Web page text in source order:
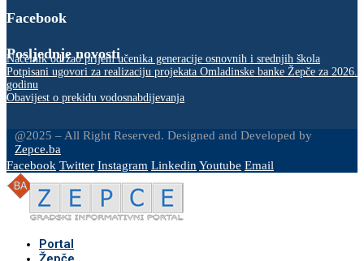
Facebook
Posljednje novosti
Načelnik održao prijem učenika generacije osnovnih i srednjih škola
Potpisani ugovori za realizaciju projekata Omladinske banke Žepče za 2026.
godinu
Obavijest o prekidu vodosnabdijevanja
@2025 – All Right Reserved. Designed and Developed by
Zepce.ba
Facebook Twitter Instagram LinkedinYoutube Email
Portal